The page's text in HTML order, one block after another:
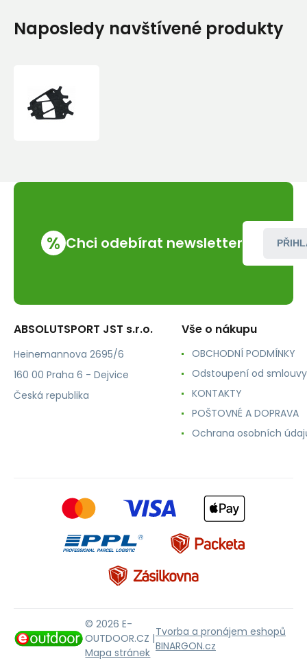
Naposledy navštívené produkty
% Chci odebírat newsletter
ABSOLUTSPORT JST s.r.o.
Heinemannova 2695/6
160 00 Praha 6 - Dejvice
Česká republika
Vše o nákupu
OBCHODNÍ PODMÍNKY
Odstoupení od smlouvy
KONTAKTY
POŠTOVNÉ A DOPRAVA
Ochrana osobních
© 2026 E-
OUTDOOR.CZ |
Mapa stránek
Tvorba a pronájem eshopů
BINARGON.cz